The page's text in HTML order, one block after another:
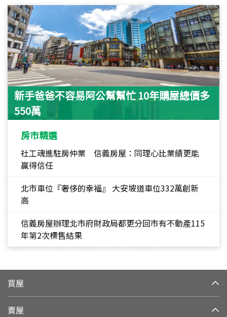
新手爸爸不容易阿公幫幫忙 10年購屋總價多
550萬
房市精選
社工魂進駐房仲業 信義房屋：同理心比業績更能
贏得信任
北市車位『奢侈的幸福』 大安坡道車位332萬創新
高
信義房屋辦理北市府財政局都更分回市有不動產115
年第2次標售結果
買屋
賣屋